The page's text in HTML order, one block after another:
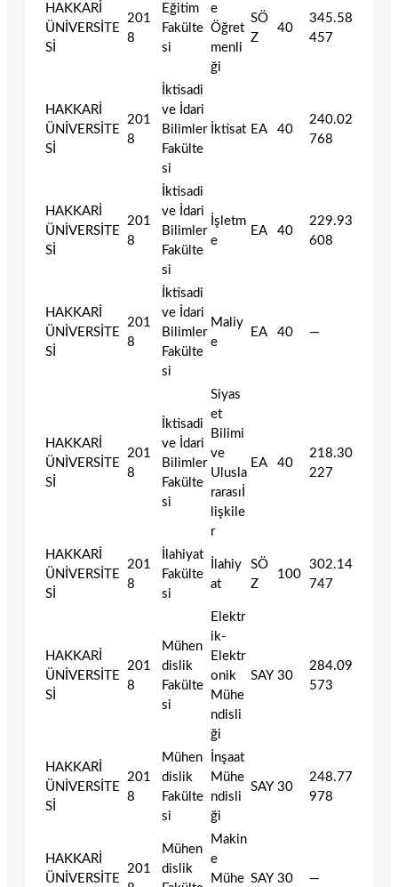
HAKKARİ
ÜNİVERSİTE
Sİ
201
8
Eğitim
Fakülte
si
e
Öğret
menli
ği
SÖ
Z
40
345.58
457
HAKKARİ
ÜNİVERSİTE
Sİ
201
8
İktisadi
ve İdari
Bilimler
Fakülte
si
İktisat EA 40
240.02
768
HAKKARİ
ÜNİVERSİTE
Sİ
201
8
İktisadi
ve İdari
Bilimler
Fakülte
si
İşletm
e
EA 40
229.93
608
HAKKARİ
ÜNİVERSİTE
Sİ
201
8
İktisadi
ve İdari
Bilimler
Fakülte
si
Maliy
e
EA 40 —
HAKKARİ
ÜNİVERSİTE
Sİ
201
8
İktisadi
ve İdari
Bilimler
Fakülte
si
Siyas
et
Bilimi
ve
Ulusla
rarasıİ
lişkile
r
EA 40
218.30
227
HAKKARİ
ÜNİVERSİTE
Sİ
201
8
İlahiyat
Fakülte
si
İlahiy
at
SÖ
Z
100
302.14
747
HAKKARİ
ÜNİVERSİTE
Sİ
201
8
Mühen
dislik
Fakülte
si
Elektr
ik-
Elektr
onik
Mühe
ndisli
ği
SAY 30
284.09
573
HAKKARİ
ÜNİVERSİTE
Sİ
201
8
Mühen
dislik
Fakülte
si
İnşaat
Mühe
ndisli
ği
SAY 30
248.77
978
HAKKARİ
ÜNİVERSİTE
201
Mühen
dislik
Makin
e
Mühe SAY 30 —